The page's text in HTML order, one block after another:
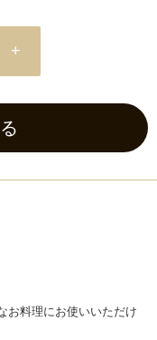
+
お料理にお使いいただけ